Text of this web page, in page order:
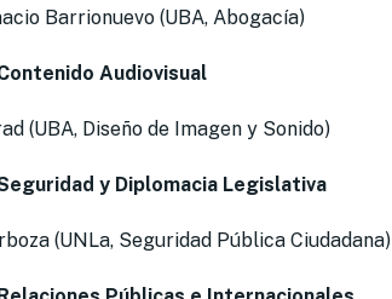
Barrionuevo (UBA, Abogacía)
Audiovisual
(UBA, Diseño de Imagen y Sonido)
y Diplomacia Legislativa
(UNLa, Seguridad Pública Ciudadana)